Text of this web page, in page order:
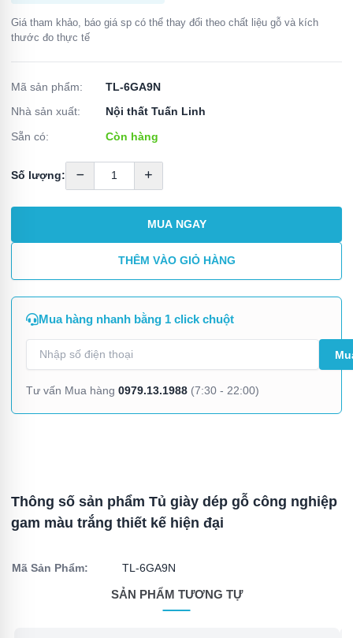
Giá tham khảo, báo giá sp có thể thay đổi theo chất liệu gỗ và kích
thước đo thực tế
Mã sản phẩm:
TL-6GA9N
Nhà sản xuất:
Nội thất Tuấn Linh
Sẵn có:
Còn hàng
Số lượng:
MUA NGAY
THÊM VÀO GIỎ HÀNG
Mua hàng nhanh bằng 1 click chuột
Tư vấn Mua hàng 0979.13.1988(7:30 - 22:00)
Thông số sản phẩm Tủ giày dép gỗ công nghiệp
gam màu trắng thiết kế hiện đại
Mã Sản Phẩm: TL-6GA9N
SẢN PHẨM TƯƠNG TỰ